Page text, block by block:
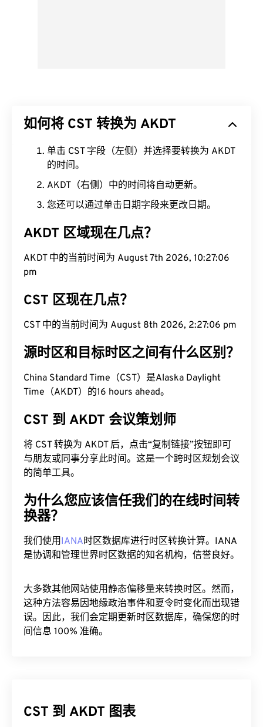
如何将 CST 转换为 AKDT
单击 CST 字段（左侧）并选择要转换为 AKDT
的时间。
AKDT（右侧）中的时间将自动更新。
您还可以通过单击日期字段来更改日期。
AKDT 区域现在几点？
AKDT 中的当前时间为 August 7th 2026, 10:27:07
pm
CST 区现在几点？
CST 中的当前时间为 August 8th 2026, 2:27:07 pm
源时区和目标时区之间有什么区别？
China Standard Time（CST）是Alaska Daylight
Time（AKDT）的16 hours ahead。
CST 到 AKDT 会议策划师
将 CST 转换为 AKDT 后，点击“复制链接”按钮即可
与朋友或同事分享此时间。这是一个跨时区规划会议
的简单工具。
为什么您应该信任我们的在线时间转
换器？
我们使用IANA时区数据库进行时区转换计算。IANA
是协调和管理世界时区数据的知名机构，信誉良好。
大多数其他网站使用静态偏移量来转换时区。然而，
这种方法容易因地缘政治事件和夏令时变化而出现错
误。因此，我们会定期更新时区数据库，确保您的时
间信息 100% 准确。
CST 到 AKDT 图表